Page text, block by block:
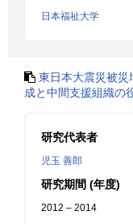
日本福祉大学
東日本大震災被災
成と中間支援組織の
研究代表者
児玉 善郎
研究期間 (年度)
2012 – 2014